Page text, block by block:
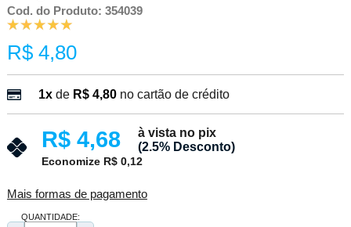
Cod. do Produto: 354039
R$ 4,80
1xde R$ 4,80 no cartão de crédito
R$ 4,68
à vista no pix
(2.5% Desconto)
Economize R$ 0,12
Mais formas de pagamento
QUANTIDADE: